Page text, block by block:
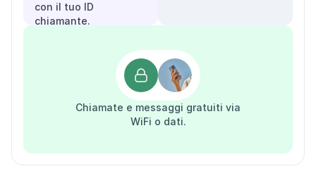
con il tuo ID
chiamante.
Chiamate e messaggi gratuiti via
WiFi o dati.